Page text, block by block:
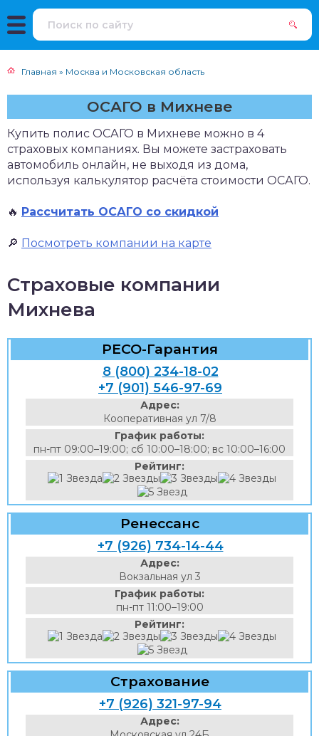
Главная » Москва и Московская область
ОСАГО в Михневе
Купить полис ОСАГО в Михневе можно в 4
страховых компаниях. Вы можете застраховать
автомобиль онлайн, не выходя из дома,
используя калькулятор расчёта стоимости ОСАГО.
🔥 Рассчитать ОСАГО со скидкой
🔎 Посмотреть компании на карте
Страховые компании
Михнева
РЕСО-Гарантия
8 (800) 234-18-02
+7 (901) 546-97-69
Адрес:
Кооперативная ул 7/8
График работы:
пн-пт 09:00–19:00; сб 10:00–18:00; вс 10:00–16:00
Рейтинг:
Ренессанс
+7 (926) 734-14-44
Адрес:
Вокзальная ул 3
График работы:
пн-пт 11:00–19:00
Рейтинг:
Страхование
+7 (926) 321-97-94
Адрес: